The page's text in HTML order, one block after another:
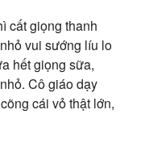
cất giọng thanh
vui sướng líu lo
hết giọng sữa,
Cô giáo dạy
cái vỏ thật lớn,